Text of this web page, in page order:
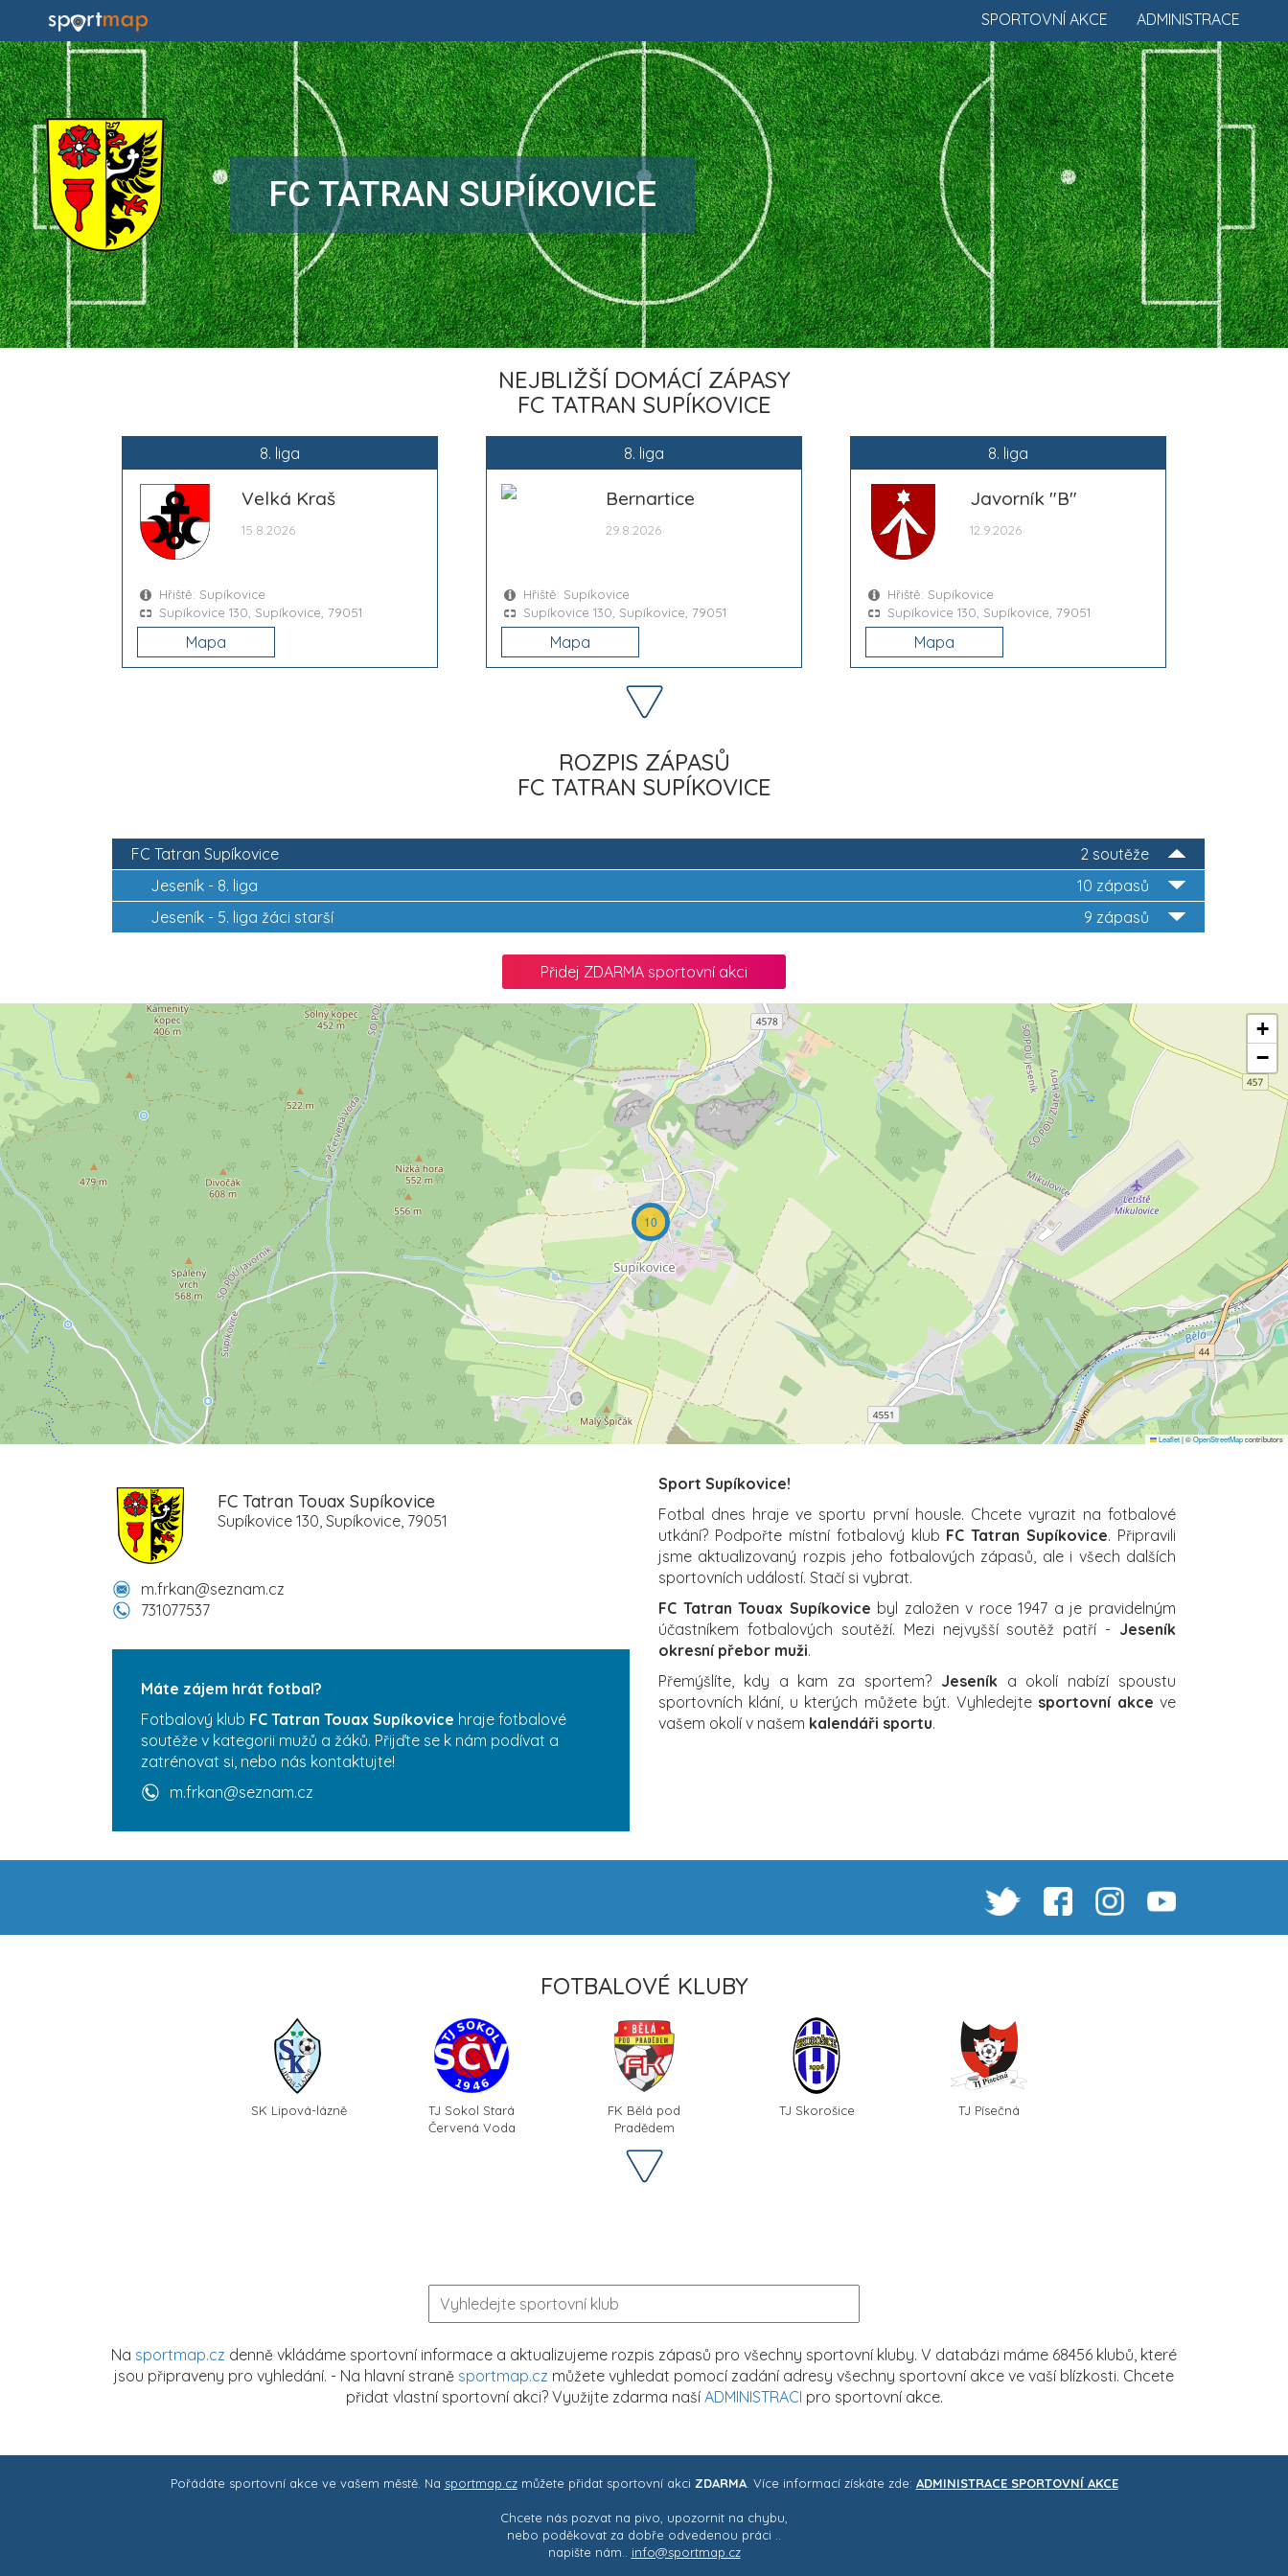
ADMINISTRACE
SPORTOVNÍ AKCE
FC TATRAN SUPÍKOVICE
NEJBLIŽŠÍ DOMÁCÍ ZÁPASY
FC TATRAN SUPÍKOVICE
8. liga
Velká Kraš
15.8.2026
Hřiště: Supíkovice
Supíkovice 130, Supíkovice, 79051
Mapa
8. liga
Bernartice
29.8.2026
Hřiště: Supíkovice
Supíkovice 130, Supíkovice, 79051
Mapa
8. liga
Javorník "B"
12.9.2026
Hřiště: Supíkovice
Supíkovice 130, Supíkovice, 79051
Mapa
ROZPIS ZÁPASŮ
FC TATRAN SUPÍKOVICE
2 soutěže
FC Tatran Supíkovice
10 zápasů
Jeseník - 8. liga
9 zápasů
Jeseník - 5. liga žáci starší
Přidej ZDARMA sportovní akci
10
+
−
Leaflet|©OpenStreetMapcontributors
FC Tatran Touax Supíkovice
Supíkovice 130, Supíkovice, 79051
m.frkan@seznam.cz
731077537
Máte zájem hrát fotbal?
Fotbalový klub FC Tatran Touax Supíkovice hraje fotbalové
soutěže v kategorii mužů a žáků. Přijďte se k nám podívat a
zatrénovat si, nebo nás kontaktujte!
m.frkan@seznam.cz
Sport Supíkovice!
Fotbal dnes hraje ve sportu první housle. Chcete vyrazit na fotbalové
utkání? Podpořte místní fotbalový klub FC Tatran Supíkovice. Připravili
jsme aktualizovaný rozpis jeho fotbalových zápasů, ale i všech dalších
sportovních událostí. Stačí si vybrat.
FC Tatran Touax Supíkovice byl založen v roce 1947 a je pravidelným
účastníkem fotbalových soutěží. Mezi nejvyšší soutěž patří - Jeseník
okresní přebor muži.
Přemýšlíte, kdy a kam za sportem? Jeseníka okolí nabízí spoustu
sportovních klání, u kterých můžete být. Vyhledejte sportovní akce ve
vašem okolí v našem kalendáři sportu.
FOTBALOVÉ KLUBY
SK Lipová-lázně
TJ Sokol Stará
Červená Voda
FK Bělá pod
Pradědem
TJ Skorošice TJ Písečná
Na sportmap.cz denně vkládáme sportovní informace a aktualizujeme rozpis zápasů pro všechny sportovní kluby. V databázi máme 68456 klubů, které
jsou připraveny pro vyhledání. - Na hlavní straně sportmap.cz můžete vyhledat pomocí zadání adresy všechny sportovní akce ve vaší blízkosti. Chcete
přidat vlastní sportovní akci? Využijte zdarma naší ADMINISTRACI pro sportovní akce.
Pořádáte sportovní akce ve vašem městě. Na sportmap.czmůžete přidat sportovní akci ZDARMA. Více informací získáte zde: ADMINISTRACE SPORTOVNÍ AKCE
Chcete nás pozvat na pivo, upozornit na chybu,
nebo poděkovat za dobře odvedenou práci ..
napište nám.. info@sportmap.cz